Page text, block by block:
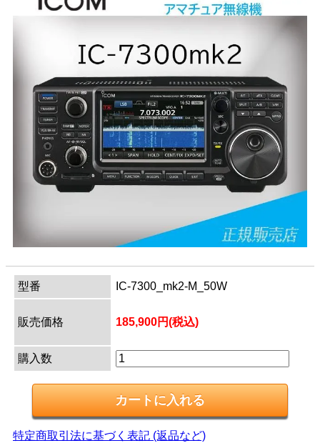
型番 IC-7300_mk2-M_50W
販売価格 185,900円(税込)
購入数
特定商取引法に基づく表記 (返品など)